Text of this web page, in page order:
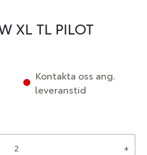
XL TL PILOT
Kontakta oss ang.
leveranstid
+